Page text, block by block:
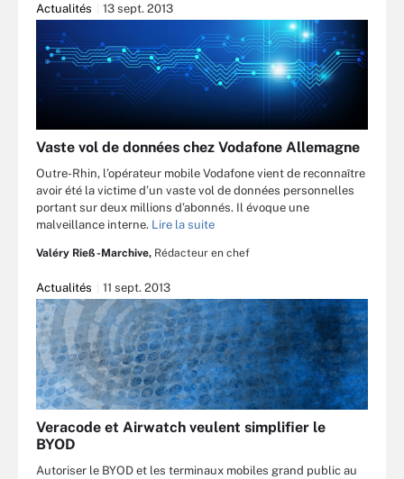
Actualités 13 sept. 2013
Vaste vol de données chez Vodafone Allemagne
Outre-Rhin, l’opérateur mobile Vodafone vient de reconnaître
avoir été la victime d’un vaste vol de données personnelles
portant sur deux millions d’abonnés. Il évoque une
malveillance interne. Lire la suite
Valéry Rieß-Marchive, Rédacteur en chef
Actualités 11 sept. 2013
Veracode et Airwatch veulent simplifier le
BYOD
Autoriser le BYOD et les terminaux mobiles grand public au